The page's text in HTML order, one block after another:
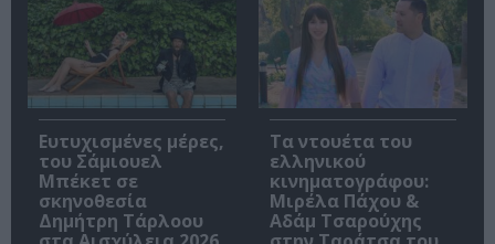
Ευτυχισμένες μέρες,
του Σάμιουελ
Μπέκετ σε
σκηνοθεσία
Δημήτρη Τάρλοου
Τα ντουέτα του
ελληνικού
κινηματογράφου:
Μιρέλα Πάχου &
Αδάμ Τσαρούχης